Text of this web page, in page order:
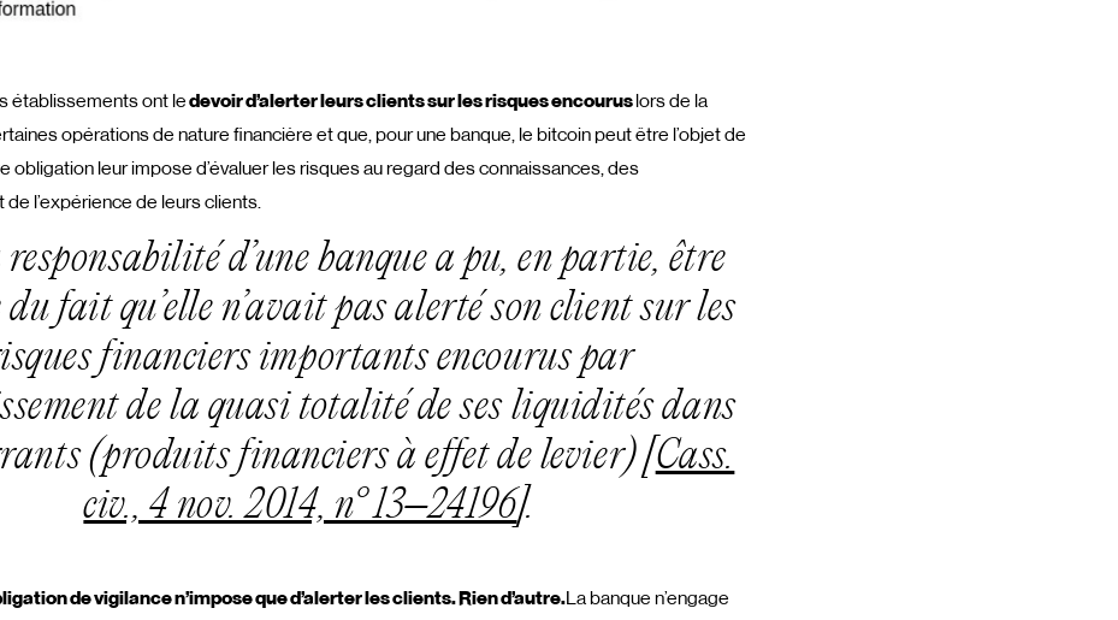
établissements ont ledevoir d’alerter leurs clients sur les risques encourus lors de la
opérations de nature financière et que, pour une banque, le bitcoin peut être l’objet de
obligation leur impose d’évaluer les risques au regard des connaissances, des
l’expérience de leurs clients.
responsabilité d’une banque a pu, en partie, être
du fait qu’elle n’avait pas alerté son client sur les
financiers importants encourus par
de la quasi totalité de ses liquidités dans
(produits financiers à effet de levier) [Cass.
civ., 4 nov. 2014, n° 13–24196].
de vigilance n’impose que d’alerter les clients. Rien d’autre. La banque n’engage